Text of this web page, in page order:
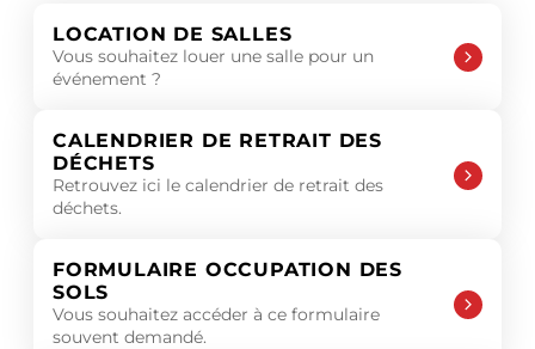
LOCATION DE SALLES
Vous souhaitez louer une salle pour un
événement ?
CALENDRIER DE RETRAIT DES
DÉCHETS
Retrouvez ici le calendrier de retrait des
déchets.
FORMULAIRE OCCUPATION DES
SOLS
Vous souhaitez accéder à ce formulaire
souvent demandé.